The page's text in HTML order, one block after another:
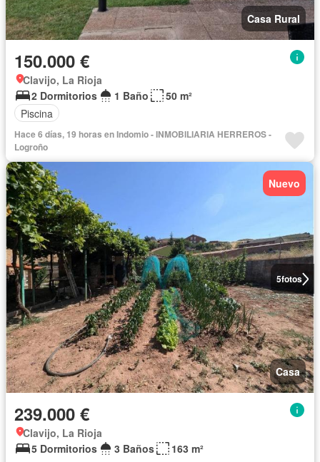
Casa Rural
150.000 €
Clavijo, La Rioja
2 Dormitorios
1 Baño
50 m²
Piscina
Hace 6 días, 19 horas en Indomio - INMOBILIARIA HERREROS -
Logroño
5fotos
Nuevo
Casa
239.000 €
Clavijo, La Rioja
5 Dormitorios
3 Baños 163 m²